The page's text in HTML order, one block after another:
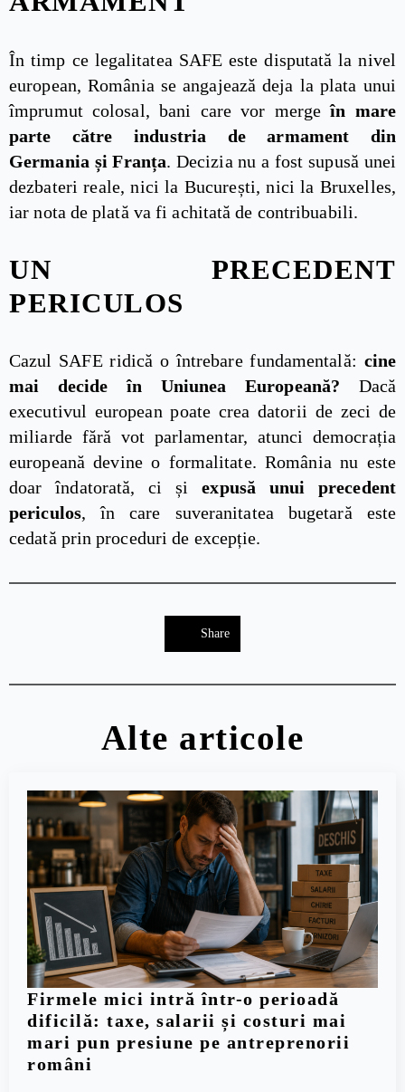
În timp ce legalitatea SAFE este disputată la nivel
european, România se angajează deja la plata unui
împrumut colosal, bani care vor mergeîn mare
parte către industria de armament din
Germania și Franța. Decizia nu a fost supusă unei
dezbateri reale, nici la București, nici la Bruxelles,
iar nota de plată va fi achitată de contribuabili.
UN PRECEDENT
PERICULOS
Cazul SAFE ridică o întrebare fundamentală: cine
mai decide în Uniunea Europeană? Dacă
executivul european poate crea datorii de zeci de
miliarde fără vot parlamentar, atunci democrația
europeană devine o formalitate. România nu este
doar îndatorată, ci șiexpusă unui precedent
periculos, în care suveranitatea bugetară este
cedată prin proceduri de excepție.
Share
Alte articole
Firmele mici intră într-o perioadă
dificilă: taxe, salarii și costuri mai
mari pun presiune pe antreprenorii
români